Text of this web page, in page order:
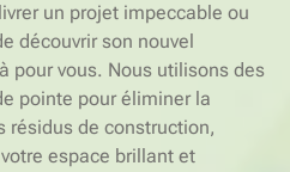
un projet impeccable ou
découvrir son nouvel
pour vous. Nous utilisons des
pointe pour éliminer la
résidus de construction,
espace brillant et